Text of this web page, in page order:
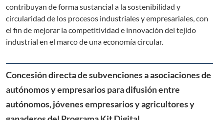
contribuyan de forma sustancial a la sostenibilidad y
circularidad de los procesos industriales y empresariales, con
el fin de mejorar la competitividad e innovación del tejido
industrial en el marco de una economía circular.
Concesión directa de subvenciones a asociaciones de
autónomos y empresarios para difusión entre
autónomos, jóvenes empresarios y agricultores y